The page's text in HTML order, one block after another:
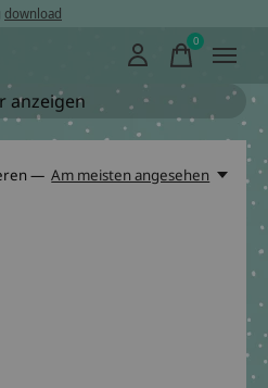
download
0items
anzeigen
— Am meisten angesehen